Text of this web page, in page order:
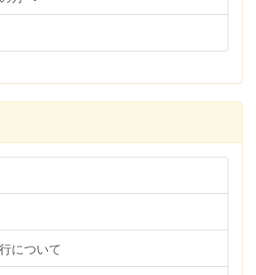
について